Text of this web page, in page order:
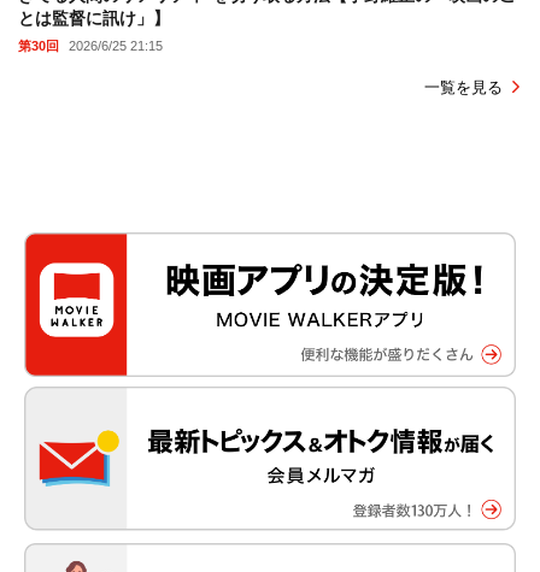
とは監督に訊け」】
第30回 2026/6/25 21:15
一覧を見る